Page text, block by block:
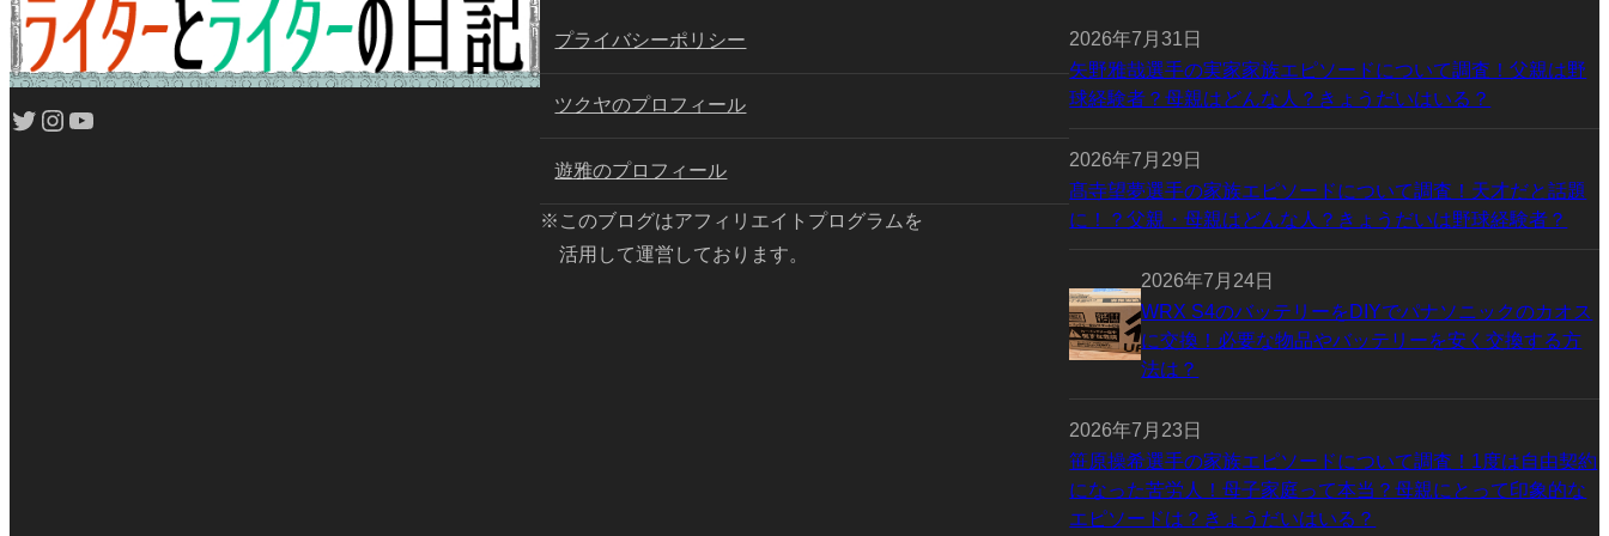
Twitter Instagram YouTube
プライバシーポリシー
ツクヤのプロフィール
遊雅のプロフィール
※このブログはアフィリエイトプログラムを
活用して運営しております。
2026年7月31日
矢野雅哉選手の実家家族エピソードについて調査！父親は野
球経験者？母親はどんな人？きょうだいはいる？
2026年7月29日
髙寺望夢選手の家族エピソードについて調査！天才だと話題
に！？父親・母親はどんな人？きょうだいは野球経験者？
2026年7月24日
WRX S4のバッテリーをDIYでパナソニックのカオス
に交換！必要な物品やバッテリーを安く交換する方
法は？
2026年7月23日
笹原操希選手の家族エピソードについて調査！1度は自由契約
になった苦労人！母子家庭って本当？母親にとって印象的な
エピソードは？きょうだいはいる？